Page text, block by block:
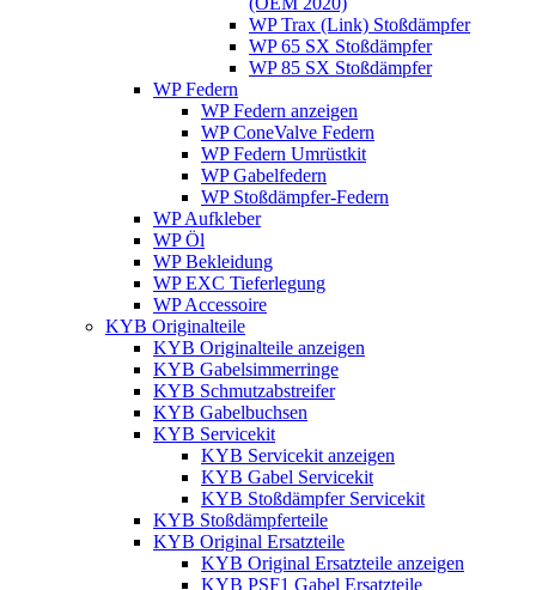
WP Trax (Link) Stoßdämpfer
WP 65 SX Stoßdämpfer
WP 85 SX Stoßdämpfer
WP Federn
WP Federn anzeigen
WP ConeValve Federn
WP Federn Umrüstkit
WP Gabelfedern
WP Stoßdämpfer-Federn
WP Aufkleber
WP Öl
WP Bekleidung
WP EXC Tieferlegung
WP Accessoire
KYB Originalteile
KYB Originalteile anzeigen
KYB Gabelsimmerringe
KYB Schmutzabstreifer
KYB Gabelbuchsen
KYB Servicekit
KYB Servicekit anzeigen
KYB Gabel Servicekit
KYB Stoßdämpfer Servicekit
KYB Stoßdämpferteile
KYB Original Ersatzteile
KYB Original Ersatzteile anzeigen
KYB PSF1 Gabel Ersatzteile